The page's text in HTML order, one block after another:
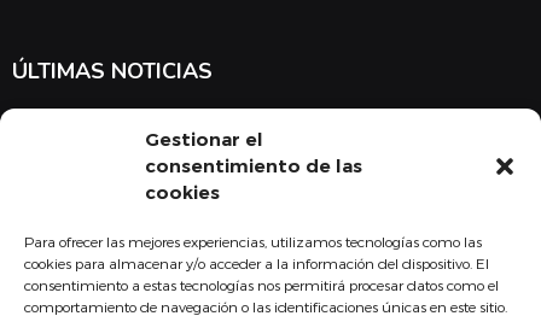
Gestionar el
consentimiento de las
cookies
Para ofrecer las mejores experiencias, utilizamos tecnologías como las
cookies para almacenar y/o acceder a la información del dispositivo. El
consentimiento a estas tecnologías nos permitirá procesar datos como el
comportamiento de navegación o las identificaciones únicas en este sitio.
ÚLTIMAS NOTICIAS
noticias en cuanto a medicina y el COMBU
Acepto la política de privacidad
Suscribirse